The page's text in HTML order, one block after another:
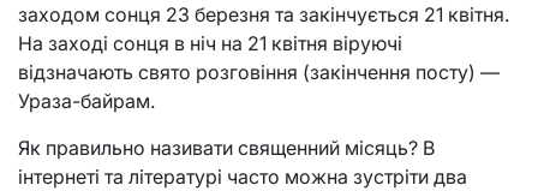
заходом сонця 23 березня та закінчується 21 квітня.
На заході сонця в ніч на 21 квітня віруючі
відзначають свято розговіння (закінчення посту) —
Ураза-байрам.
Як правильно називати священний місяць? В
інтернеті та літературі часто можна зустріти два